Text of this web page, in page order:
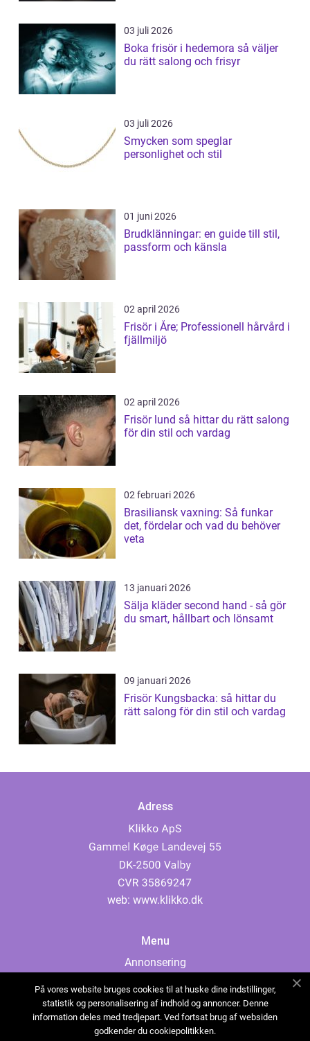
03 juli 2026
Boka frisör i hedemora så väljer
du rätt salong och frisyr
03 juli 2026
Smycken som speglar
personlighet och stil
01 juni 2026
Brudklänningar: en guide till stil,
passform och känsla
02 april 2026
Frisör i Åre; Professionell hårvård i
fjällmiljö
02 april 2026
Frisör lund så hittar du rätt salong
för din stil och vardag
02 februari 2026
Brasiliansk vaxning: Så funkar
det, fördelar och vad du behöver
veta
13 januari 2026
Sälja kläder second hand - så gör
du smart, hållbart och lönsamt
09 januari 2026
Frisör Kungsbacka: så hittar du
rätt salong för din stil och vardag
Adress
web: www.klikko.dk
Menu
Annonsering
Cookies
Kontakta oss
Sitemap
På vores website bruges cookies til at huske dine indstillinger,
statistik og personalisering af indhold og annoncer. Denne
information deles med tredjepart. Ved fortsat brug af websiden
godkender du cookiepolitikken.